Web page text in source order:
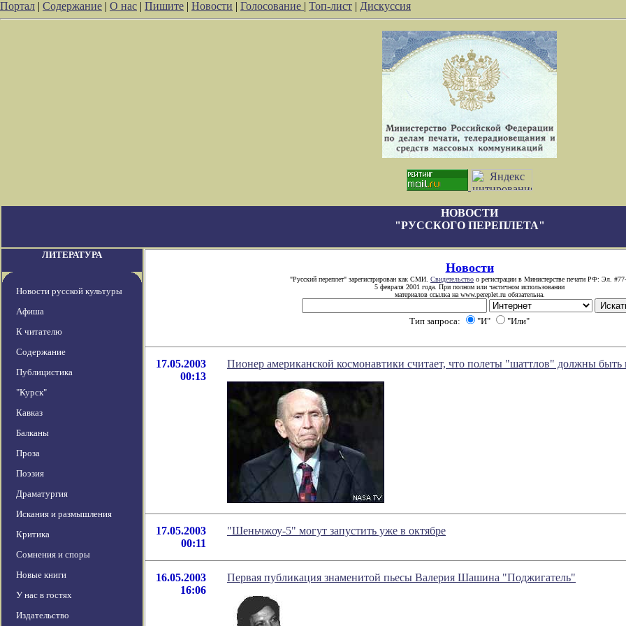
Портал | Содержание | О нас | Пишите | Новости | Голосование | Топ-лист | Дискуссия
НОВОСТИ
"РУССКОГО ПЕРЕПЛЕТА"
ЛИТЕРАТУРА
Новости русской культуры
Афиша
К читателю
Содержание
Публицистика
"Курск"
Кавказ
Балканы
Проза
Поэзия
Драматургия
Искания и размышления
Критика
Сомнения и споры
Новые книги
У нас в гостях
Издательство
Новости
"Русский переплет" зарегистрирован как СМИ. Свидетельство о регистрации в Министерстве печати РФ: Эл.
5 февраля 2001 года. При полном или частичном использовании
материалов ссылка на www.pereplet.ru обязательна.
Тип запроса: "И" "Или"
17.05.2003
00:13
Пионер американской космонавтики считает, что полеты "шаттлов" должны быть
17.05.2003
00:11
"Шеньчжоу-5" могут запустить уже в октябре
16.05.2003
16:06
Первая публикация знаменитой пьесы Валерия Шашина "Поджигатель"